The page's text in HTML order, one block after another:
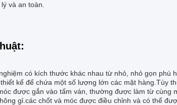
và an toàn.
có kích thước khác nhau từ nhỏ, nhỏ gọn phù
kế để chứa một số lượng lớn các mặt hàng.Tùy
được gắn vào tấm ván, thường được làm từ cùng
gỉ.các chốt và móc được điều chỉnh và có thể